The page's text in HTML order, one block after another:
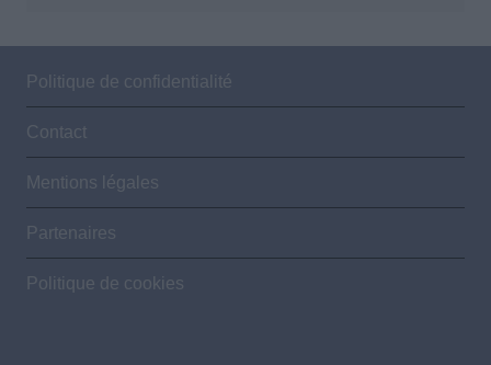
Politique de confidentialité
Contact
Mentions légales
Partenaires
Politique de cookies